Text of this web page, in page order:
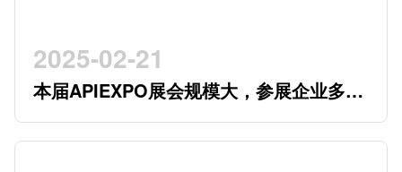
2025-02-21
本届APIEXPO展会规模大，参展企业多，
参观观众多，看展时间紧，怎么办？